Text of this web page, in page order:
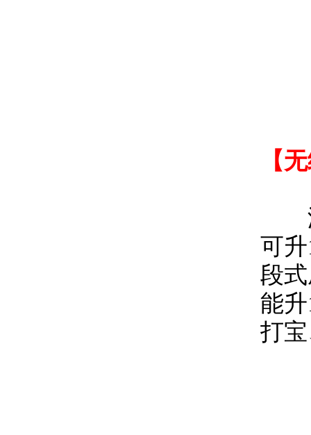
【
游
可
段
能
打